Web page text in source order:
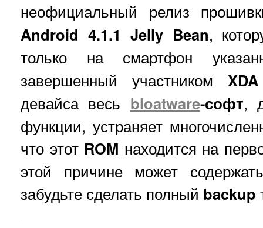
неофициальный релиз
Android 4.1.1 Jelly Bean,
только на смартфон
завершенный участником XDA
девайса весь bloatware-софт,
функции, устраняет
что этот ROM находится на
этой причине может
забудьте сделать полный backup